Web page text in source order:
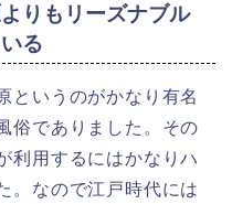
りもリーズナブル
る
というのがかなり有名
俗でありました。その
利用するにはかなりハ
。なので江戸時代には